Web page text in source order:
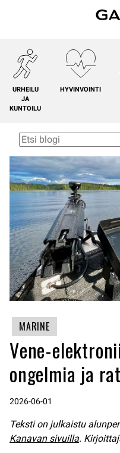
URHEILU
JA
KUNTOILU
HYVINVOINTI
MARINE
Vene-
ongelmia ja
2026-06-01
Teksti on julkaistu
Kanavan sivuilla.